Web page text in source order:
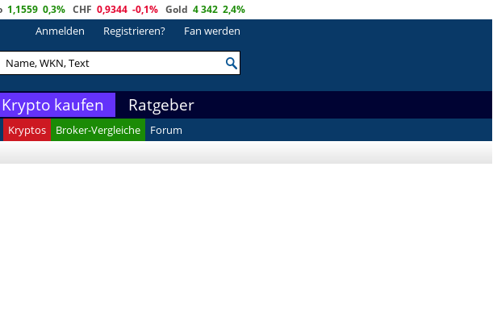
1,1559 0,3% CHF 0,9344 -0,1% Gold 4 342 2,4%
Anmelden Registrieren? Fan werden
Krypto kaufen Ratgeber
Kryptos Broker-Vergleiche
Forum